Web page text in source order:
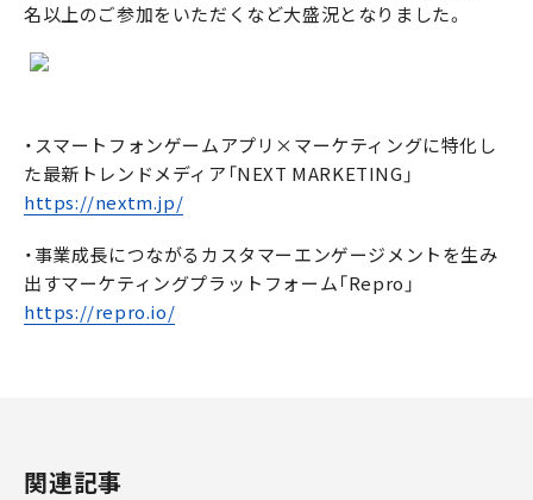
名以上のご参加をいただくなど大盛況となりました。
・スマートフォンゲームアプリ×マーケティングに特化し
た最新トレンドメディア「NEXT MARKETING」
https://nextm.jp/
・事業成長につながるカスタマーエンゲージメントを生み
出すマーケティングプラットフォーム「Repro」
https://repro.io/
関連記事